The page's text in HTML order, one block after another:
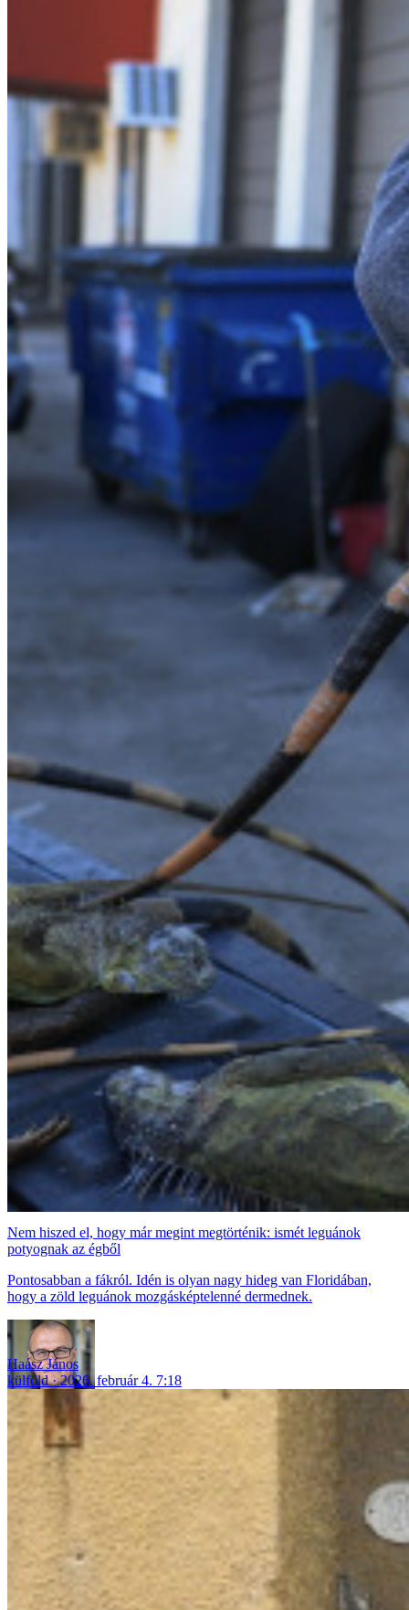
Nem hiszed el, hogy már megint megtörténik: ismét leguánok
potyognak az égből
Pontosabban a fákról. Idén is olyan nagy hideg van Floridában,
hogy a zöld leguánok mozgásképtelenné dermednek.
Haász János
külföld
2026. február 4. 7:18